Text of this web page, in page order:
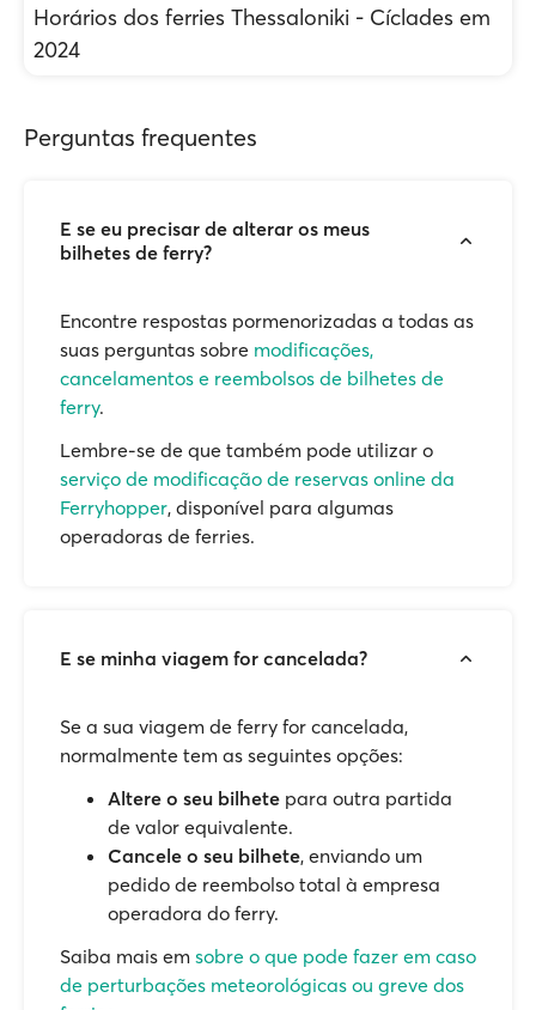
Horários dos ferries Thessaloniki - Cíclades em
2024
Perguntas frequentes
E se eu precisar de alterar os meus
bilhetes de ferry?
Encontre respostas pormenorizadas a todas as
suas perguntas sobre modificações,
cancelamentos e reembolsos de bilhetes de
ferry.
Lembre-se de que também pode utilizar o
serviço de modificação de reservas online da
Ferryhopper, disponível para algumas
operadoras de ferries.
E se minha viagem for cancelada?
Se a sua viagem de ferry for cancelada,
normalmente tem as seguintes opções:
Altere o seu bilhete para outra partida
de valor equivalente.
Cancele o seu bilhete, enviando um
pedido de reembolso total à empresa
operadora do ferry.
Saiba mais em sobre o que pode fazer em caso
de perturbações meteorológicas ou greve dos